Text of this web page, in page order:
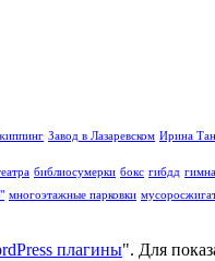
Завод в Лазаревском Ирина
библиосумерки бокс гибдд
многоэтажные парковки
плагины". Для